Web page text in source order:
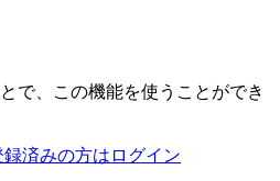
で、この機能を使うことができ
録済みの方はログイン